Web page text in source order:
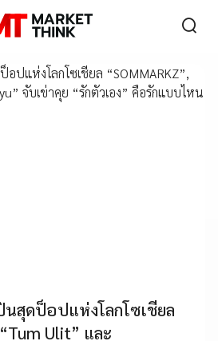
นสุดป็อปแห่งโลกโซเชียล
Ulit” และ